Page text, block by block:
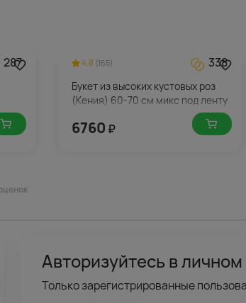
287 4.8 (165) 338
Букет из высоких кустовых роз
(Кения) 60-70 см микс под ленту
6760 ₽
Авторизуйтесь в
Только зарегистрированные